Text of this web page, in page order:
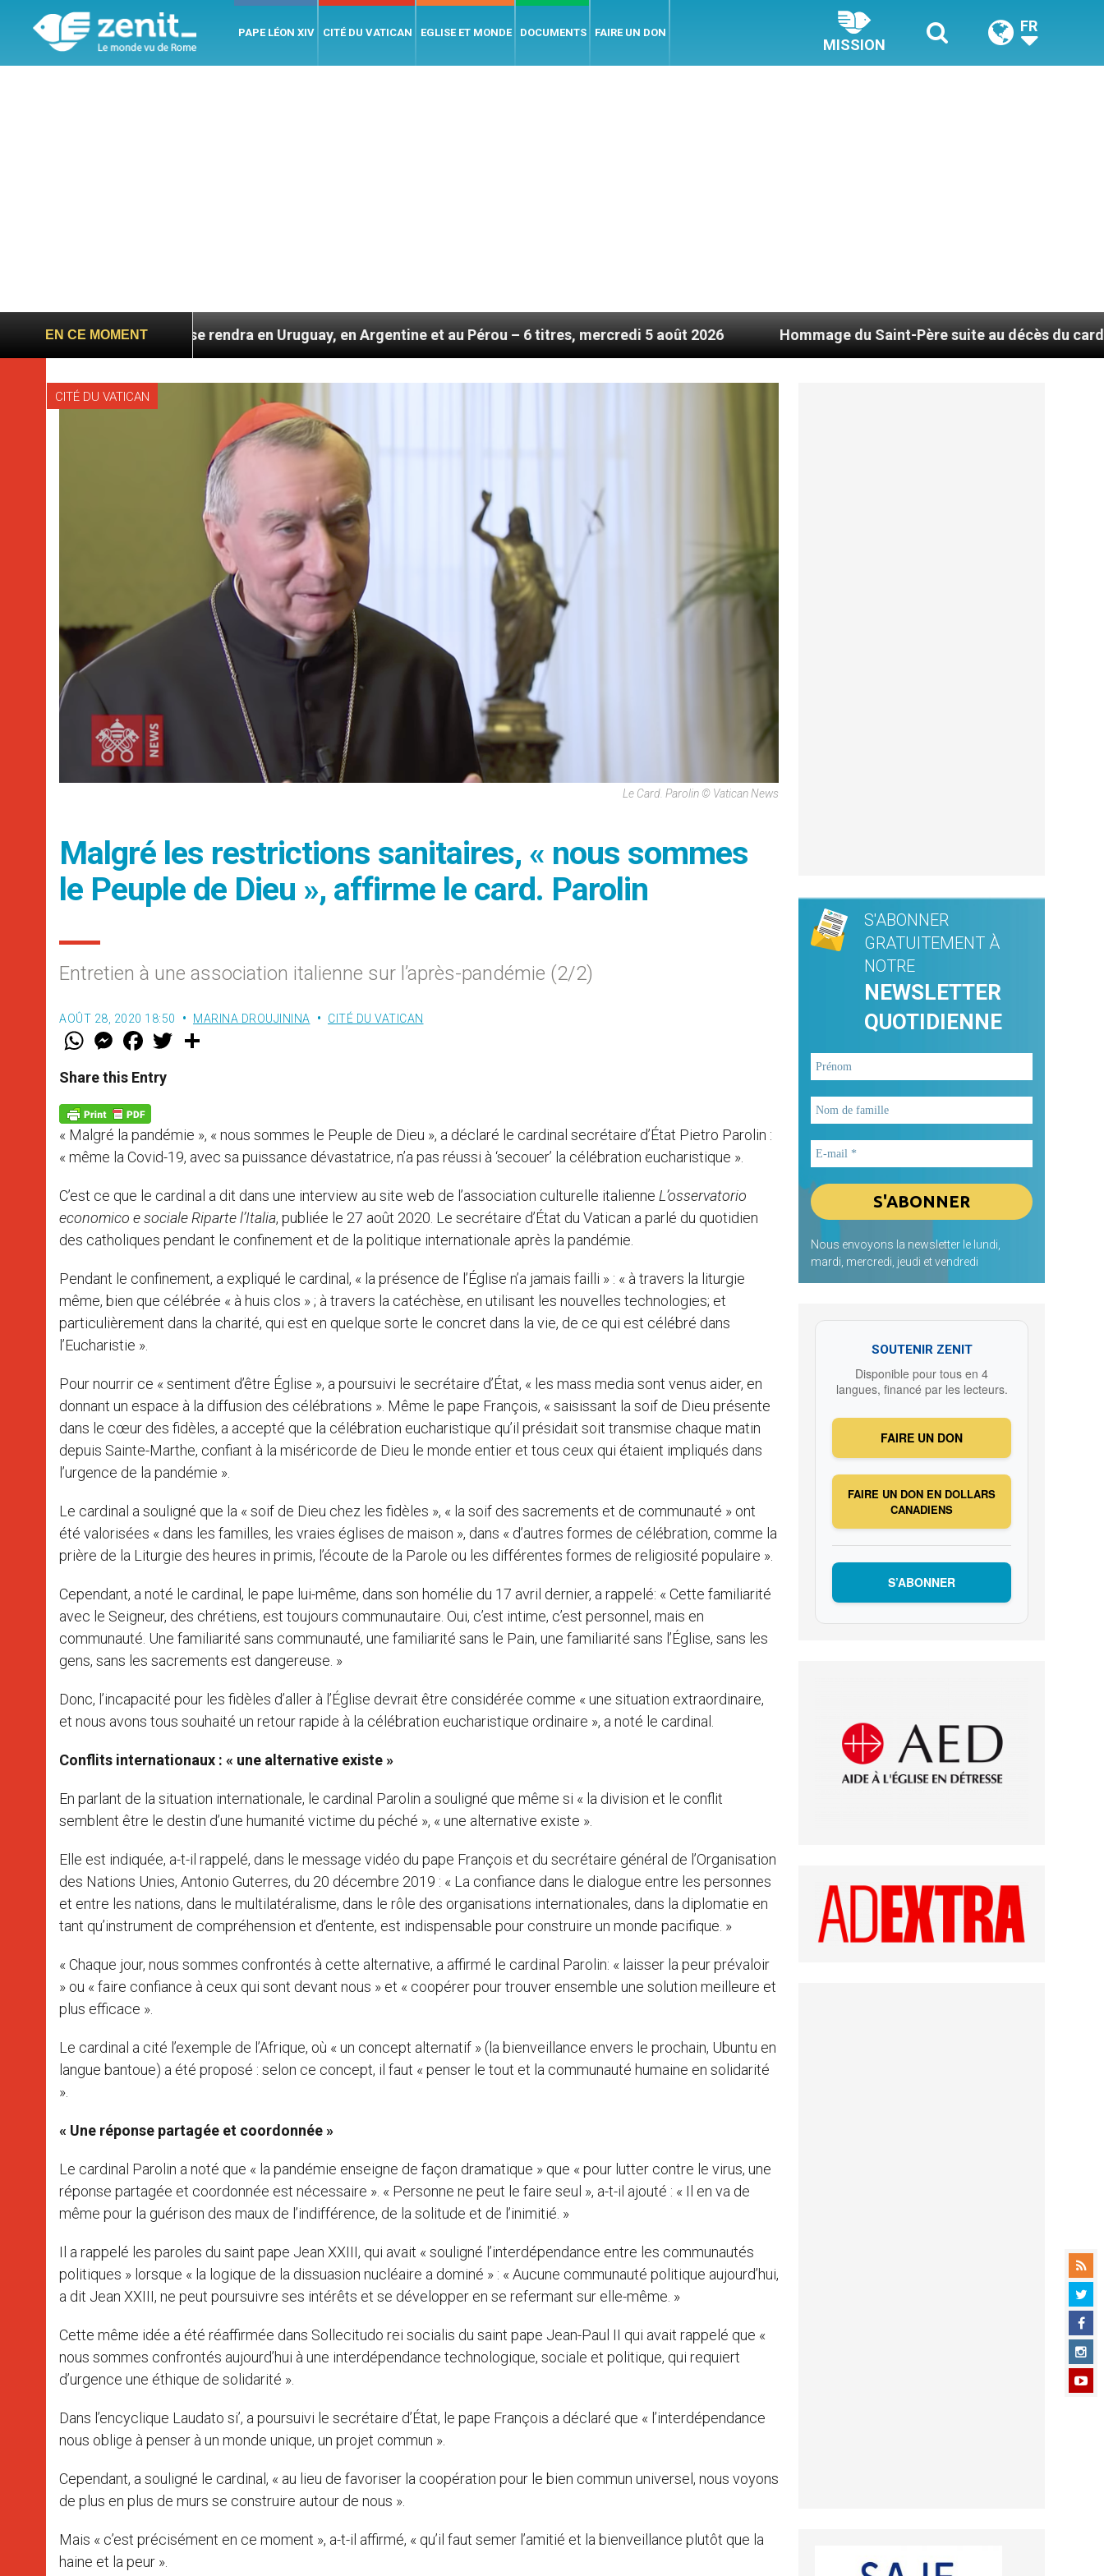
PAPE LÉON XIV CITÉ DU VATICAN EGLISE ET MONDE DOCUMENTS FAIRE UN DON
MISSION
FR
EN CE MOMENT
Léon XIV se rendra en Uruguay, en Argentine et au Pérou – 6 titres, mercredi 5 août 2026 Hommage du Saint-Père suite au décès du cardinal Júlio Duarte
CITÉ DU VATICAN
Le Card. Parolin © Vatican News
Malgré les restrictions sanitaires, « nous sommes
le Peuple de Dieu », affirme le card. Parolin
Entretien à une association italienne sur l’après-pandémie (2/2)
AOÛT 28, 2020 18:50 MARINA DROUJININA CITÉ DU VATICAN
W
t
s
A
p
p
M
e
s
e
n
g
e
r
F
a
e
b
o
k
w
Share this Entry
« Malgré la pandémie », « nous sommes le Peuple de Dieu », a déclaré le cardinal secrétaire d’État Pietro Parolin :
« même la Covid-19, avec sa puissance dévastatrice, n’a pas réussi à ‘secouer’ la célébration eucharistique ».
C’est ce que le cardinal a dit dans une interview au site web de l’association culturelle italienne L’osservatorio
economico e sociale Riparte l’Italia, publiée le 27 août 2020. Le secrétaire d’État du Vatican a parlé du quotidien
des catholiques pendant le confinement et de la politique internationale après la pandémie.
Pendant le confinement, a expliqué le cardinal, « la présence de l’Église n’a jamais failli » : « à travers la liturgie
même, bien que célébrée « à huis clos » ; à travers la catéchèse, en utilisant les nouvelles technologies; et
particulièrement dans la charité, qui est en quelque sorte le concret dans la vie, de ce qui est célébré dans
l’Eucharistie ».
Pour nourrir ce « sentiment d’être Église », a poursuivi le secrétaire d’État, « les mass media sont venus aider, en
donnant un espace à la diffusion des célébrations ». Même le pape François, « saisissant la soif de Dieu présente
dans le cœur des fidèles, a accepté que la célébration eucharistique qu’il présidait soit transmise chaque matin
depuis Sainte-Marthe, confiant à la miséricorde de Dieu le monde entier et tous ceux qui étaient impliqués dans
l’urgence de la pandémie ».
Le cardinal a souligné que la « soif de Dieu chez les fidèles », « la soif des sacrements et de communauté » ont
été valorisées « dans les familles, les vraies églises de maison », dans « d’autres formes de célébration, comme la
prière de la Liturgie des heures in primis, l’écoute de la Parole ou les différentes formes de religiosité populaire ».
Cependant, a noté le cardinal, le pape lui-même, dans son homélie du 17 avril dernier, a rappelé: « Cette familiarité
avec le Seigneur, des chrétiens, est toujours communautaire. Oui, c’est intime, c’est personnel, mais en
communauté. Une familiarité sans communauté, une familiarité sans le Pain, une familiarité sans l’Église, sans les
gens, sans les sacrements est dangereuse. »
Donc, l’incapacité pour les fidèles d’aller à l’Église devrait être considérée comme « une situation extraordinaire,
et nous avons tous souhaité un retour rapide à la célébration eucharistique ordinaire », a noté le cardinal.
Conflits internationaux : « une alternative existe »
En parlant de la situation internationale, le cardinal Parolin a souligné que même si « la division et le conflit
semblent être le destin d’une humanité victime du péché », « une alternative existe ».
Elle est indiquée, a-t-il rappelé, dans le message vidéo du pape François et du secrétaire général de l’Organisation
des Nations Unies, Antonio Guterres, du 20 décembre 2019 : « La confiance dans le dialogue entre les personnes
et entre les nations, dans le multilatéralisme, dans le rôle des organisations internationales, dans la diplomatie en
tant qu’instrument de compréhension et d’entente, est indispensable pour construire un monde pacifique. »
« Chaque jour, nous sommes confrontés à cette alternative, a affirmé le cardinal Parolin: « laisser la peur prévaloir
» ou « faire confiance à ceux qui sont devant nous » et « coopérer pour trouver ensemble une solution meilleure et
plus efficace ».
Le cardinal a cité l’exemple de l’Afrique, où « un concept alternatif » (la bienveillance envers le prochain, Ubuntu en
langue bantoue) a été proposé : selon ce concept, il faut « penser le tout et la communauté humaine en solidarité
».
« Une réponse partagée et coordonnée »
Le cardinal Parolin a noté que « la pandémie enseigne de façon dramatique » que « pour lutter contre le virus, une
réponse partagée et coordonnée est nécessaire ». « Personne ne peut le faire seul », a-t-il ajouté : « Il en va de
même pour la guérison des maux de l’indifférence, de la solitude et de l’inimitié. »
Il a rappelé les paroles du saint pape Jean XXIII, qui avait « souligné l’interdépendance entre les communautés
politiques » lorsque « la logique de la dissuasion nucléaire a dominé » : « Aucune communauté politique aujourd’hui,
a dit Jean XXIII, ne peut poursuivre ses intérêts et se développer en se refermant sur elle-même. »
Cette même idée a été réaffirmée dans Sollecitudo rei socialis du saint pape Jean-Paul II qui avait rappelé que «
nous sommes confrontés aujourd’hui à une interdépendance technologique, sociale et politique, qui requiert
d’urgence une éthique de solidarité ».
Dans l’encyclique Laudato si’, a poursuivi le secrétaire d’État, le pape François a déclaré que « l’interdépendance
nous oblige à penser à un monde unique, un projet commun ».
Cependant, a souligné le cardinal, « au lieu de favoriser la coopération pour le bien commun universel, nous voyons
de plus en plus de murs se construire autour de nous ».
Mais « c’est précisément en ce moment », a-t-il affirmé, « qu’il faut semer l’amitié et la bienveillance plutôt que la
haine et la peur ».
S'ABONNER
GRATUITEMENT À
NOTRE
NEWSLETTER
QUOTIDIENNE
Nous envoyons la newsletter le lundi,
mardi, mercredi, jeudi et vendredi
SOUTENIR ZENIT
Disponible pour tous en 4
langues, financé par les lecteurs.
FAIRE UN DON
FAIRE UN DON EN DOLLARS
CANADIENS
S’ABONNER